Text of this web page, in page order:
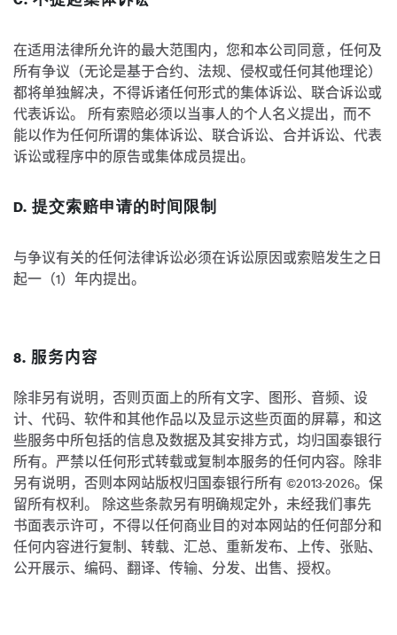
在适用法律所允许的最大范围内，您和本公司同意，任何及
所有争议（无论是基于合约、法规、侵权或任何其他理论）
都将单独解决，不得诉诸任何形式的集体诉讼、联合诉讼或
代表诉讼。 所有索赔必须以当事人的个人名义提出，而不
能以作为任何所谓的集体诉讼、联合诉讼、合并诉讼、代表
诉讼或程序中的原告或集体成员提出。
D. 提交索赔申请的时间限制
与争议有关的任何法律诉讼必须在诉讼原因或索赔发生之日
起一（1）年内提出。
8. 服务内容
除非另有说明，否则页面上的所有文字、图形、音频、设
计、代码、软件和其他作品以及显示这些页面的屏幕，和这
些服务中所包括的信息及数据及其安排方式，均归国泰银行
所有。严禁以任何形式转载或复制本服务的任何内容。除非
另有说明，否则本网站版权归国泰银行所有 ©2013-2026。保
留所有权利。 除这些条款另有明确规定外，未经我们事先
书面表示许可，不得以任何商业目的对本网站的任何部分和
任何内容进行复制、转载、汇总、重新发布、上传、张贴、
公开展示、编码、翻译、传输、分发、出售、授权。